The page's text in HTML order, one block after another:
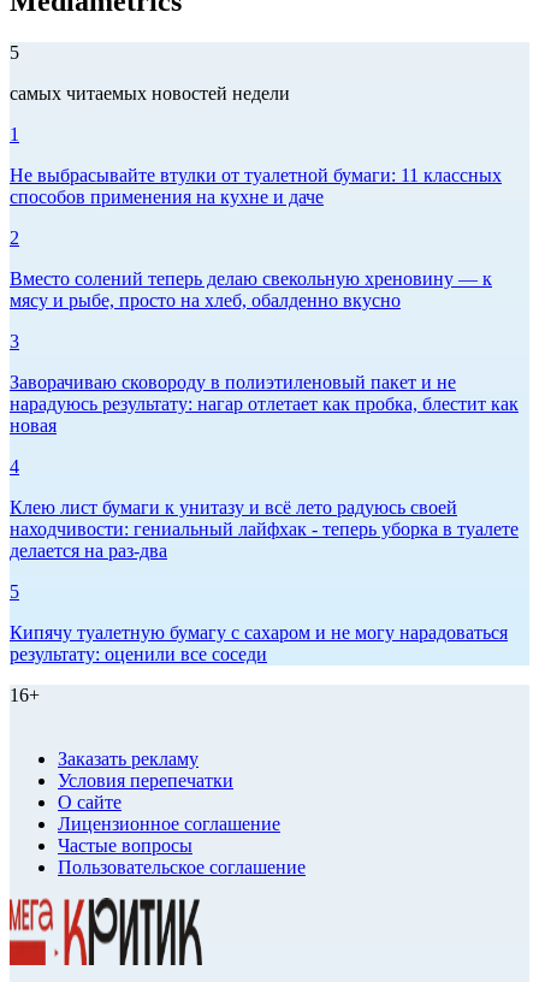
5
самых читаемых новостей недели
1
Не выбрасывайте втулки от туалетной бумаги: 11 классных
способов применения на кухне и даче
2
Вместо солений теперь делаю свекольную хреновину — к
мясу и рыбе, просто на хлеб, обалденно вкусно
3
Заворачиваю сковороду в полиэтиленовый пакет и не
нарадуюсь результату: нагар отлетает как пробка, блестит как
новая
4
Клею лист бумаги к унитазу и всё лето радуюсь своей
находчивости: гениальный лайфхак - теперь уборка в туалете
делается на раз-два
5
Кипячу туалетную бумагу с сахаром и не могу нарадоваться
результату: оценили все соседи
16+
Заказать рекламу
Условия перепечатки
О сайте
Лицензионное соглашение
Частые вопросы
Пользовательское соглашение